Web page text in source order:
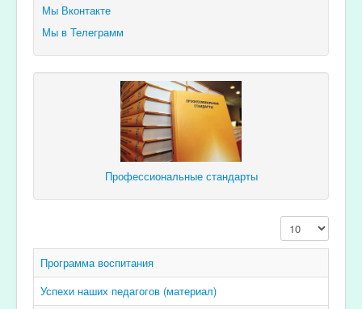
Мы Вконтакте
Мы в Телеграмм
Профессиональные стандарты
Кол-во строк:
Программа воспитания
Успехи наших педагогов (материал)